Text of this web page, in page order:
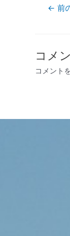
← 前
コメ
コメント